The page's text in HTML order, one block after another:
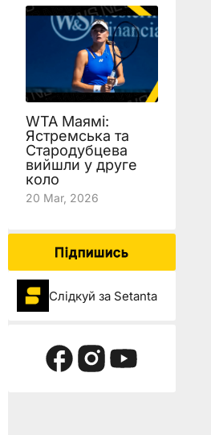
WTA Маямі:
Ястремська та
Стародубцева
вийшли у друге
коло
20 Mar, 2026
Підпишись
Слідкуй за Setanta